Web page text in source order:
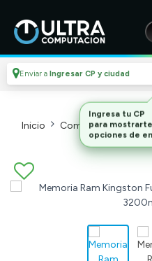
Enviar a Ingresar CP y ciudad
Inicio Componentes De Pc